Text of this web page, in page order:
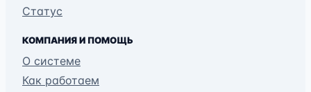
Статус
КОМПАНИЯ И ПОМОЩЬ
О системе
Как работаем